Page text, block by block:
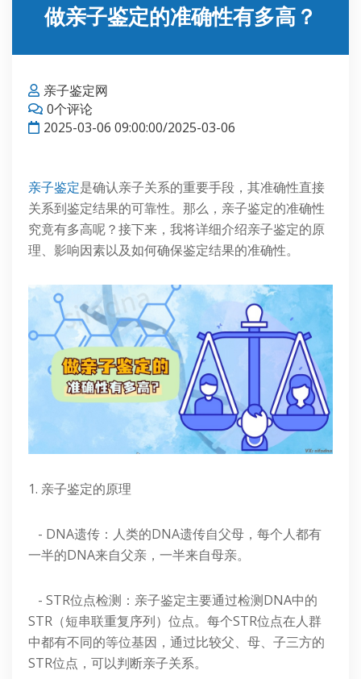
做亲子鉴定的准确性有多高？
亲子鉴定网
0个评论
2025-03-06 09:00:00/2025-03-06
亲子鉴定是确认亲子关系的重要手段，其准确性直接
关系到鉴定结果的可靠性。那么，亲子鉴定的准确性
究竟有多高呢？接下来，我将详细介绍亲子鉴定的原
理、影响因素以及如何确保鉴定结果的准确性。
1. 亲子鉴定的原理
- DNA遗传：人类的DNA遗传自父母，每个人都有
一半的DNA来自父亲，一半来自母亲。
- STR位点检测：亲子鉴定主要通过检测DNA中的
STR（短串联重复序列）位点。每个STR位点在人群
中都有不同的等位基因，通过比较父、母、子三方的
STR位点，可以判断亲子关系。